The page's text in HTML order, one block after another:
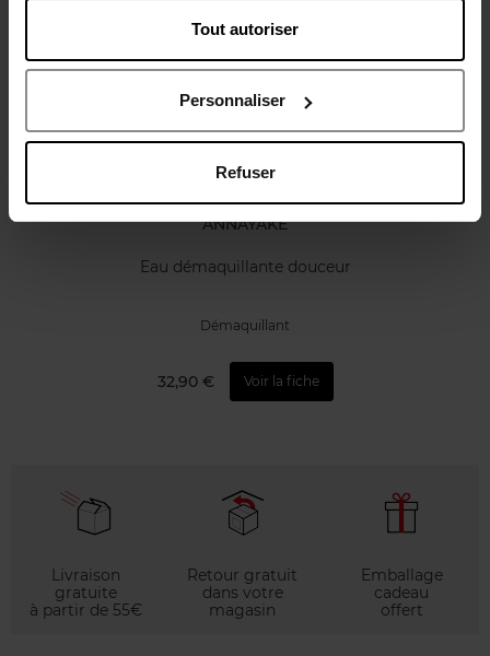
Tout autoriser
Personnaliser
Refuser
Vous aimerez peut-être
ANNAYAKE
Eau démaquillante douceur
Démaquillant
32,90 € Voir la fiche
Livraison
gratuite
à partir de 55€
Retour gratuit
dans votre
magasin
Emballage
cadeau
offert